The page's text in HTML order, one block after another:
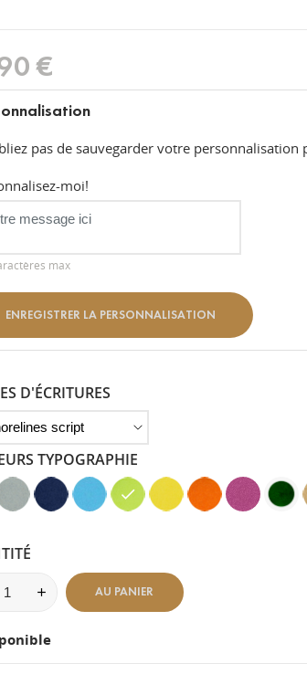
€
pas de sauvegarder votre
moi!
max
ENREGISTRER LA PERSONNALISATION
D'ÉCRITURES
TYPOGRAPHIE
Aspect
Bleu
Marine
Bleu
Clair
Vert
Anis
Jaune
-
Mandarine
-
Rose
Foncé
Vert
AU PANIER